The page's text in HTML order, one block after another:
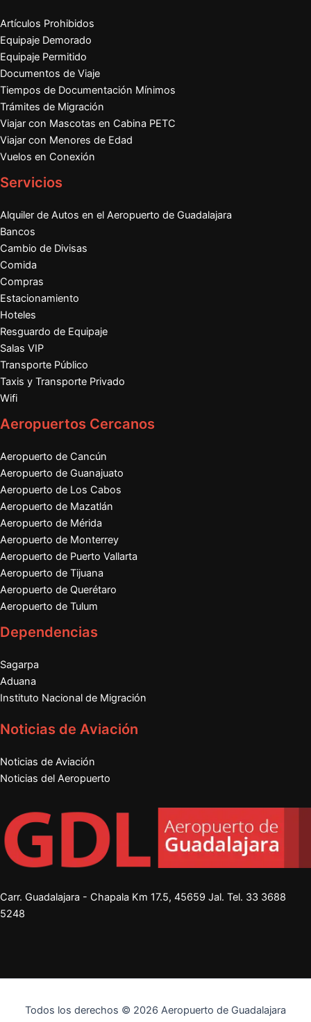
Artículos Prohibidos
Equipaje Demorado
Equipaje Permitido
Documentos de Viaje
Tiempos de Documentación Mínimos
Trámites de Migración
Viajar con Mascotas en Cabina PETC
Viajar con Menores de Edad
Vuelos en Conexión
Servicios
Alquiler de Autos en el Aeropuerto de Guadalajara
Bancos
Cambio de Divisas
Comida
Compras
Estacionamiento
Hoteles
Resguardo de Equipaje
Salas VIP
Transporte Público
Taxis y Transporte Privado
Wifi
Aeropuertos Cercanos
Aeropuerto de Cancún
Aeropuerto de Guanajuato
Aeropuerto de Los Cabos
Aeropuerto de Mazatlán
Aeropuerto de Mérida
Aeropuerto de Monterrey
Aeropuerto de Puerto Vallarta
Aeropuerto de Tijuana
Aeropuerto de Querétaro
Aeropuerto de Tulum
Dependencias
Sagarpa
Aduana
Instituto Nacional de Migración
Noticias de Aviación
Noticias de Aviación
Noticias del Aeropuerto
Carr. Guadalajara - Chapala Km 17.5, 45659 Jal. Tel. 33 3688
5248
Todos los derechos © 2026 Aeropuerto de Guadalajara